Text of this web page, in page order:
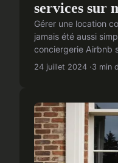
services sur
Gérer une location
jamais été aussi
conciergerie Airbnb
24 juillet 2024 3 min